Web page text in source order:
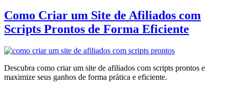
Como Criar um Site de Afiliados com
Scripts Prontos de Forma Eficiente
Descubra como criar um site de afiliados com scripts prontos e
maximize seus ganhos de forma prática e eficiente.